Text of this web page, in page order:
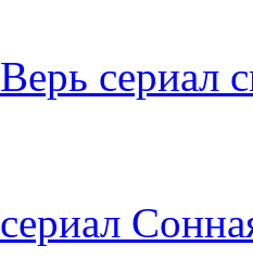
Верь сериал
сериал